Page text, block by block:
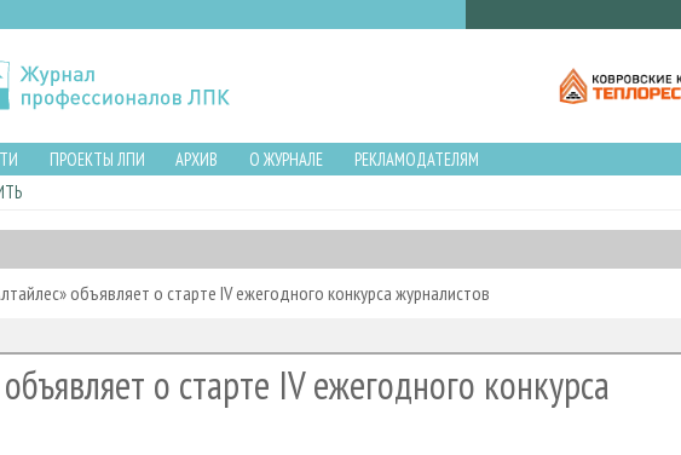
ПРОЕКТЫ ЛПИ АРХИВ О ЖУРНАЛЕ
РЕКЛАМОДАТЕЛЯМ
объявляет о старте IV ежегодного конкурса журналистов
о старте IV ежегодного конкурса